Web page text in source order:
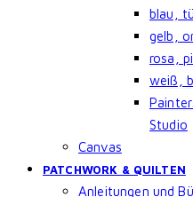
blau,
gelb,
rosa,
weiß,
Studio
Canvas
PATCHWORK & QUILTEN
Anleitungen und